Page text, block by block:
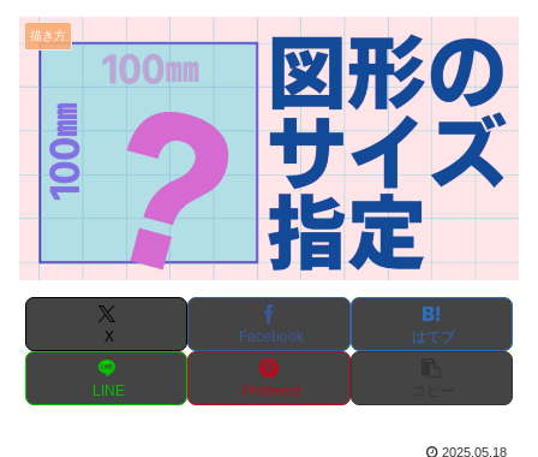
描き方
X Facebook はてブ
LINE Pinterest
2025.05.18